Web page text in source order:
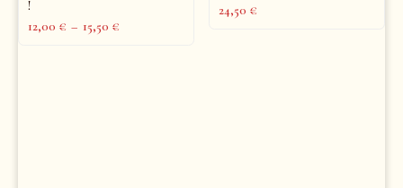
!
12,00 € – 15,50 €
24,50 €